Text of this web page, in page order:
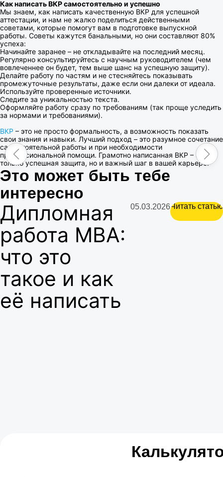
Как написать ВКР самостоятельно и успешно
Мы знаем, как написать качественную ВКР для успешной
аттестации, и нам не жалко поделиться действенными
советами, которые помогут вам в подготовке выпускной
работы. Советы кажутся банальными, но они составляют 80%
успеха:
Начинайте заранее – не откладывайте на последний месяц.
Регулярно консультируйтесь с научным руководителем (чем
вовлеченнее он будет, тем выше шанс на успешную защиту).
Делайте работу по частям и не стесняйтесь показывать
промежуточные результаты, даже если они далеки от идеала.
Используйте проверенные источники.
Следите за уникальностью текста.
Оформляйте работу сразу по требованиям (так проще уследить
за нормами и требованиями).
ВКР – это не просто формальность, а возможность показать
свои знания и навыки. Лучший подход – это разумное сочетание
самостоятельной работы и при необходимости
профессиональной помощи. Грамотно написанная ВКР – это не
только успешная защита, но и важный шаг в вашей карьере.
Это может быть тебе
интересно
Дипломная
работа MBA:
что это
такое и как
её написать
05.03.2026Читать статью